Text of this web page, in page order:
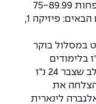
בלימודים האקדמיים בממוצע של לפחות 75-89.99
ובתנאי שעבר בהצלחה את הקורסים הבאים: פיזיקה 1,
במסלול בוקר
בשנה הראשונה ללימודיו 30 נ"ז בלימודים
האקדמיים או סטודנט במסלול משולב שצבר 24 נ"ז
את
הבאים פיזיקה 1, חדו"א 1 ואלגברה לינארית